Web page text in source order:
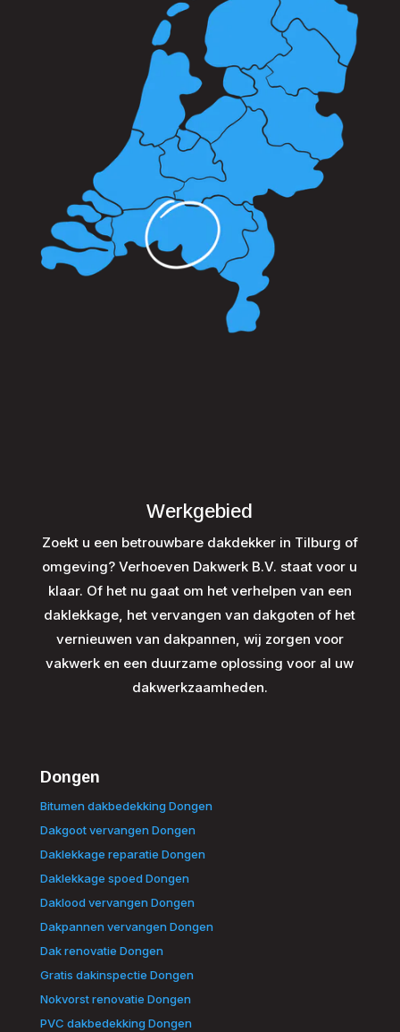
Werkgebied
Zoekt u een betrouwbare dakdekker in Tilburg of
omgeving? Verhoeven Dakwerk B.V. staat voor u
klaar. Of het nu gaat om het verhelpen van een
daklekkage, het vervangen van dakgoten of het
vernieuwen van dakpannen, wij zorgen voor
vakwerk en een duurzame oplossing voor al uw
dakwerkzaamheden.
Dongen
Bitumen dakbedekking Dongen
Dakgoot vervangen Dongen
Daklekkage reparatie Dongen
Daklekkage spoed Dongen
Daklood vervangen Dongen
Dakpannen vervangen Dongen
Dak renovatie Dongen
Gratis dakinspectie Dongen
Nokvorst renovatie Dongen
PVC dakbedekking Dongen